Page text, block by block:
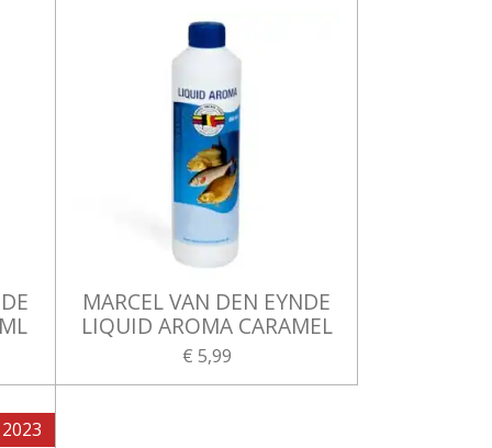
MARCEL VAN DEN EYNDE
LIQUID AROMA CARAMEL
€ 5,99